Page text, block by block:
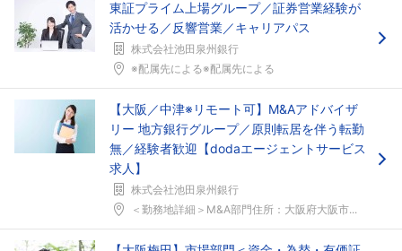
フォローしました
こちらの企業もフォローしませんか？
東証プライム上場グループ／証券営業経験が
活かせる／反響営業／キャリアパス
株式会社池田泉州銀行
※配属先による※配属先による
【大阪／中津※リモート可】M&Aアドバイザ
リー 地方銀行グループ／原則転居を伴う転勤
無／経験者歓迎【dodaエージェントサービス
求人】
株式会社池田泉州銀行
＜勤務地詳細＞M&A部門住所：大阪府大阪市...